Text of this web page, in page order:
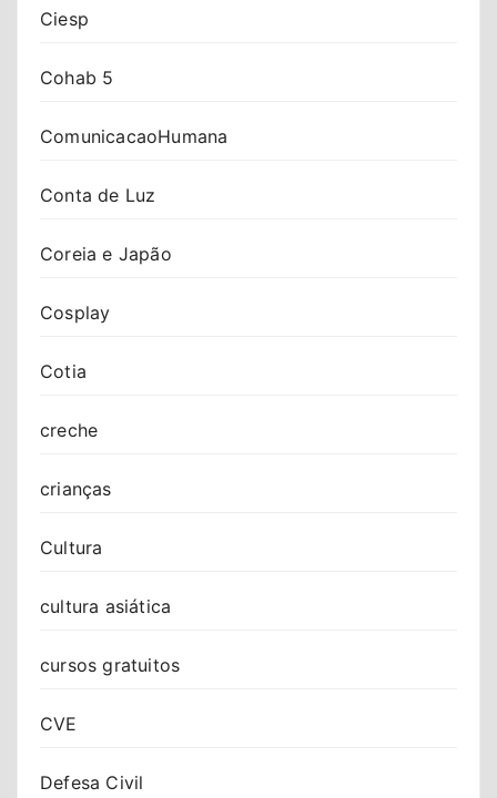
Ciesp
Cohab 5
ComunicacaoHumana
Conta de Luz
Coreia e Japão
Cosplay
Cotia
creche
crianças
Cultura
cultura asiática
cursos gratuitos
CVE
Defesa Civil